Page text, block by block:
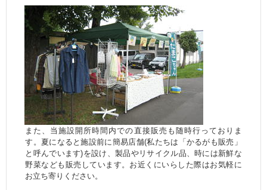
また、当施設開所時間内での直接販売も随時行っておりま
す。夏になると施設前に簡易店舗(私たちは「かるがも販売」
と呼んでいます)を設け、製品やリサイクル品、時には新鮮な
野菜なども販売しています。お近くにいらした際はお気軽に
お立ち寄りください。